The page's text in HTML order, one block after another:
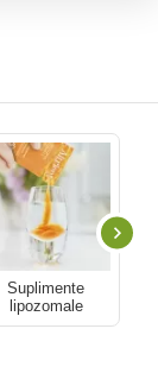
Suplimente
lipozomale